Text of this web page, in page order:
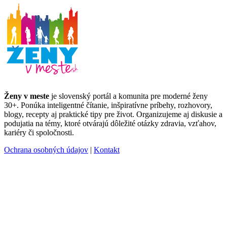
Ženy v meste je slovenský portál a komunita pre moderné ženy
30+. Ponúka inteligentné čítanie, inšpiratívne príbehy, rozhovory,
blogy, recepty aj praktické tipy pre život. Organizujeme aj diskusie a
podujatia na témy, ktoré otvárajú dôležité otázky zdravia, vzťahov,
kariéry či spoločnosti.
Ochrana osobných údajov | Kontakt